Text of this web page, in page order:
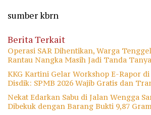
sumber kbrn
Berita Terkait
Operasi SAR Dihentikan, Warga
Rantau Nangka Masih Jadi Tanda Tanya
KKG Kartini Gelar Workshop E-Rapor
Disdik: SPMB 2026 Wajib Gratis dan
Nekat Edarkan Sabu di Jalan Wengga
Dibekuk dengan Barang Bukti 9,87